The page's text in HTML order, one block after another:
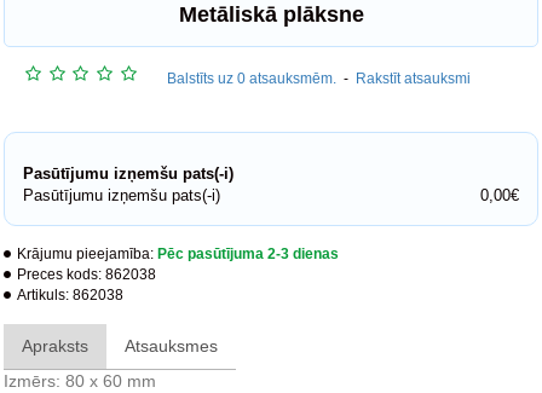
Metāliskā plāksne
Krājumu pieejamība: Pēc pasūtījuma 2-3 dienas
Preces kods: 862038
Artikuls: 862038
Balstīts uz 0 atsauksmēm. - Rakstīt atsauksmi
Pasūtījumu izņemšu pats(-i)
Pasūtījumu izņemšu pats(-i)
0,00€
Apraksts
Atsauksmes
Izmērs: 80 x 60 mm